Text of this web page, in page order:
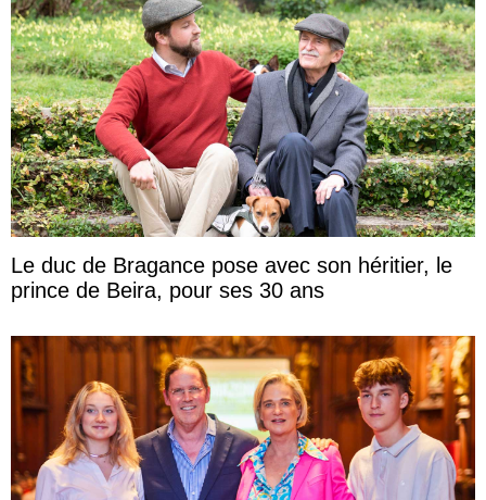
Le duc de Bragance pose avec son héritier, le
prince de Beira, pour ses 30 ans